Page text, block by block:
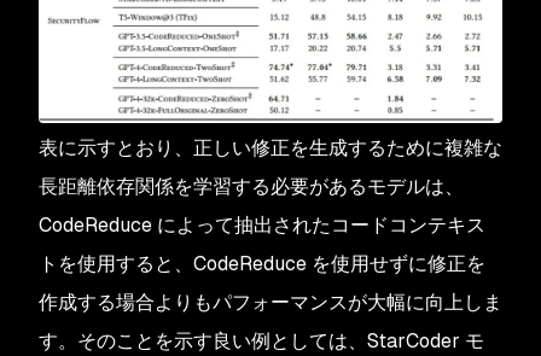
表に示すとおり、正しい修正を生成するために複雑な
長距離依存関係を学習する必要があるモデルは、
CodeReduce によって抽出されたコードコンテキス
トを使用すると、CodeReduce を使用せずに修正を
作成する場合よりもパフォーマンスが大幅に向上しま
す。そのことを示す良い例としては、StarCoder モ